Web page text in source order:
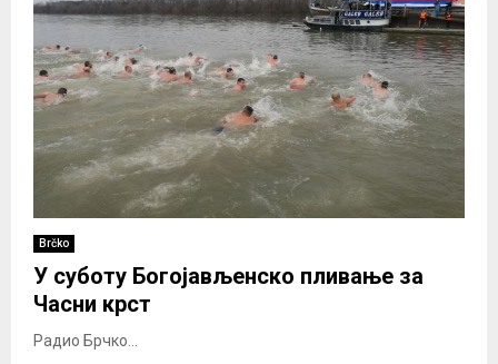
Brčko
У суботу Богојављенско пливање за
Часни крст
Радио Брчко...